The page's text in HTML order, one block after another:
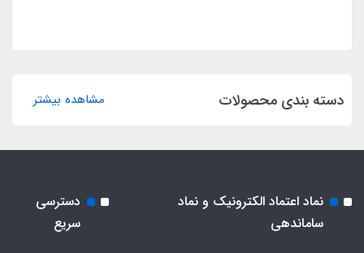
دسته بندی محصولات مشاهده بیشتر
نماد اعتماد الکترونیک و نماد
ساماندهی
دسترسی
سریع